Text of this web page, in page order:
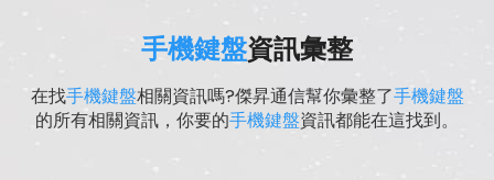
手機鍵盤資訊彙整
在找手機鍵盤相關資訊嗎?傑昇通信幫你彙整了手機鍵盤
的所有相關資訊，你要的手機鍵盤資訊都能在這找到。